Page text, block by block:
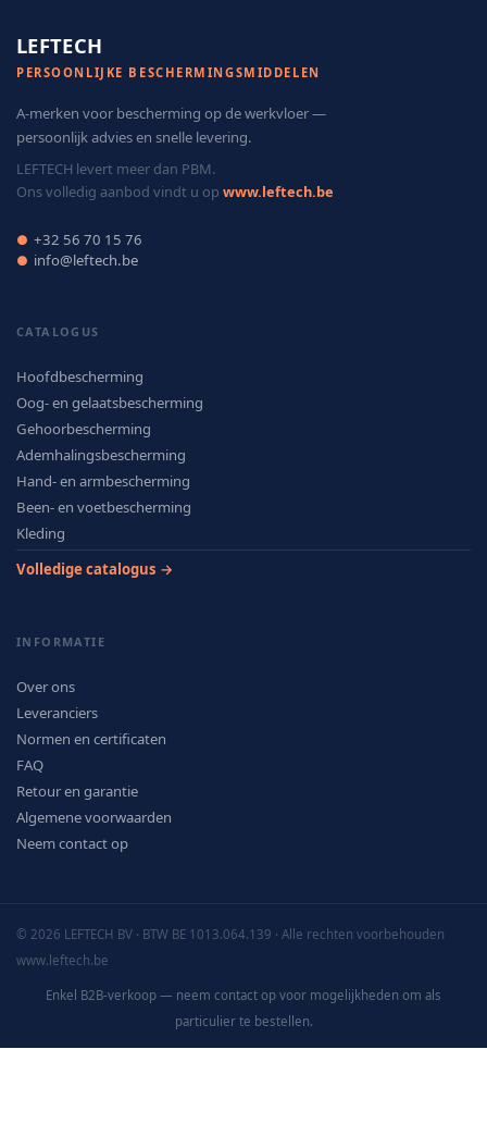
LEFTECH
PERSOONLIJKE BESCHERMINGSMIDDELEN
A-merken voor bescherming op de werkvloer —
persoonlijk advies en snelle levering.
LEFTECH levert meer dan PBM.
Ons volledig aanbod vindt u op www.leftech.be
● +32 56 70 15 76
● info@leftech.be
CATALOGUS
Hoofdbescherming
Oog- en gelaatsbescherming
Gehoorbescherming
Ademhalingsbescherming
Hand- en armbescherming
Been- en voetbescherming
Kleding
Volledige catalogus →
INFORMATIE
Over ons
Leveranciers
Normen en certificaten
FAQ
Retour en garantie
Algemene voorwaarden
Neem contact op
© 2026 LEFTECH BV · BTW BE 1013.064.139 · Alle rechten voorbehouden
www.leftech.be
Enkel B2B-verkoop — neem contact op voor mogelijkheden om als
particulier te bestellen.